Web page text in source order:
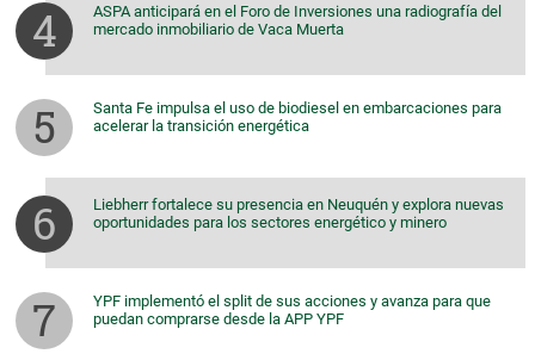
ASPA anticipará en el Foro de Inversiones una radiografía del
mercado inmobiliario de Vaca Muerta
Santa Fe impulsa el uso de biodiesel en embarcaciones para
acelerar la transición energética
Liebherr fortalece su presencia en Neuquén y explora nuevas
oportunidades para los sectores energético y minero
YPF implementó el split de sus acciones y avanza para que
puedan comprarse desde la APP YPF